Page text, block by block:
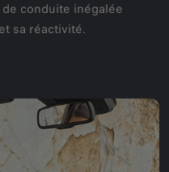
conduite inégalée
sa réactivité.